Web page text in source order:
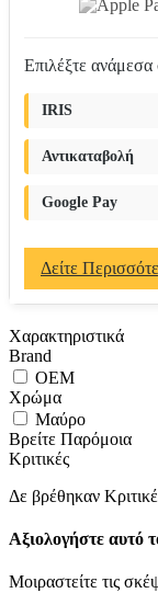
Επιλέξτε ανάμεσα
IRIS
Αντικαταβολή
Google Pay
Δείτε
Χαρακτηριστικά
Brand
OEM
Χρώμα
Μαύρο
Βρείτε Παρόμοια
Κριτικές
Δε βρέθηκαν
Αξιολογήστε αυτό
Μοιραστείτε τις